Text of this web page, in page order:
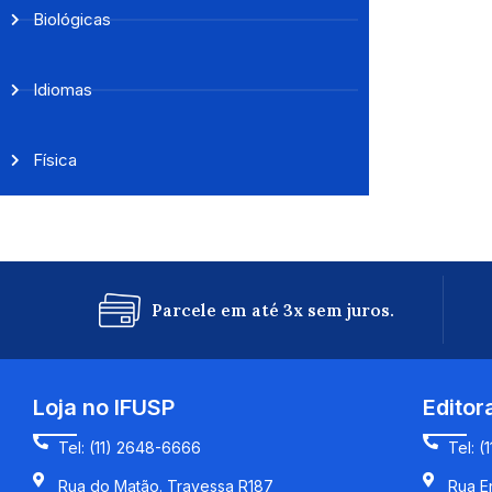
Biológicas
Idiomas
Física
Parcele em até 3x sem juros.
Loja no IFUSP
Tel: (11) 2648-6666
Rua do Matão. Travessa R187
Tel:
Rua